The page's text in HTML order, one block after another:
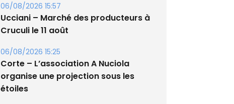
06/08/2026 15:57
Ucciani – Marché des producteurs à
Cruculi le 11 août
06/08/2026 15:25
Corte – L’association A Nuciola
organise une projection sous les
étoiles